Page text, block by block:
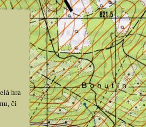
hra
či